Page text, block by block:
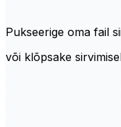
Pukseerige oma fail
või klõpsake